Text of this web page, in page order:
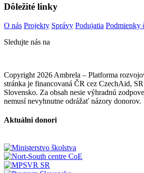
Dôležité linky
O nás Projekty Správy Podujatia Podmienky
Sledujte nás na
Copyright 2026 Ambrela – Platforma
stránka je financovaná ČR cez CzechAid,
Slovensko. Za obsah nesie výhradnú
nemusí nevyhnutne odrážať názory donorov.
Aktuálni donori